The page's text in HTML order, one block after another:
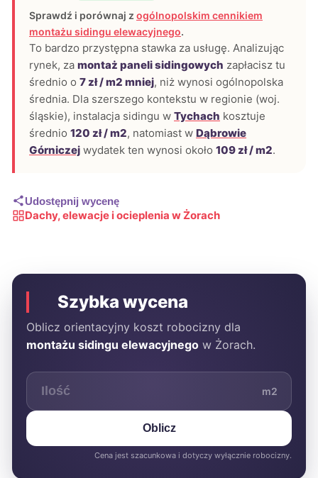
Sprawdź i porównaj z ogólnopolskim cennikiem
montażu sidingu elewacyjnego.
To bardzo przystępna stawka za usługę. Analizując
rynek, za montaż paneli sidingowych zapłacisz tu
średnio o 7 zł / m2 mniej, niż wynosi ogólnopolska
średnia. Dla szerszego kontekstu w regionie (woj.
śląskie), instalacja sidingu w Tychach kosztuje
średnio 120 zł / m2, natomiast w Dąbrowie
Górniczej wydatek ten wynosi około 109 zł / m2.
Udostępnij wycenę
Dachy, elewacje i ocieplenia w Żorach
Szybka wycena
Oblicz orientacyjny koszt robocizny dla
montażu sidingu elewacyjnego w Żorach.
m2
Oblicz
Cena jest szacunkowa i dotyczy wyłącznie robocizny.